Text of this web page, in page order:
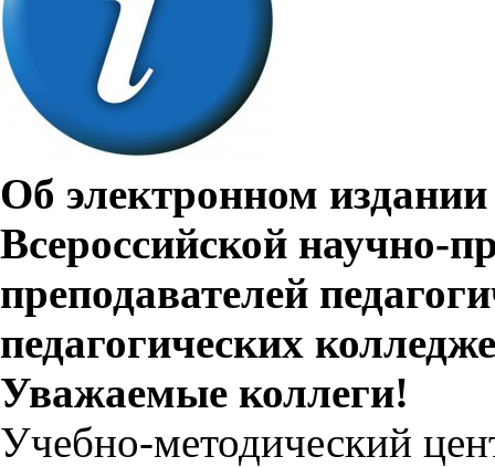
Об электронном
Всероссийской научно-
преподавателей
педагогических
Уважаемые коллеги!
Учебно-методический